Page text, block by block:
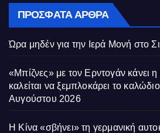
ΠΡΌΣΦΑΤΑ ΆΡΘΡΑ
Ώρα μηδέν για την Ιερά Μονή στο
«Μπίζνες» με τον Ερντογάν κάνει
καλείται να ξεμπλοκάρει το
Αυγούστου 2026
Η Κίνα «σβήνει» τη γερμανική